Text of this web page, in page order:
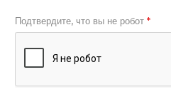
Подтвердите, что вы не робот *